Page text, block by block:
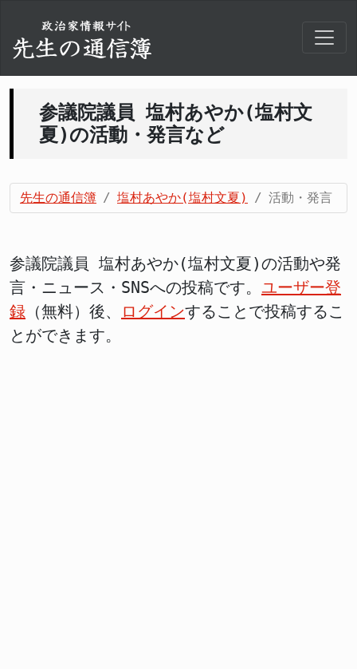
参議院議員 塩村あやか(塩村文
夏)の活動・発言など
先生の通信簿 塩村あやか(塩村文夏) 活動・発言
参議院議員 塩村あやか(塩村文夏)の活動や発
言・ニュース・SNSへの投稿です。 ユーザー登
録 （無料）後、 ログインすることで投稿するこ
とができます。